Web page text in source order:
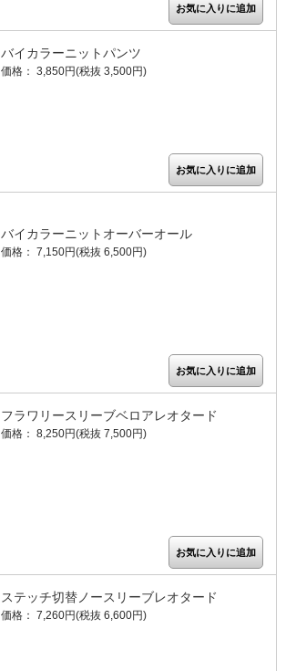
バイカラーニットパンツ
価格： 3,850円(税抜 3,500円)
バイカラーニットオーバーオール
価格： 7,150円(税抜 6,500円)
フラワリースリーブベロアレオタード
価格： 8,250円(税抜 7,500円)
ステッチ切替ノースリーブレオタード
価格： 7,260円(税抜 6,600円)